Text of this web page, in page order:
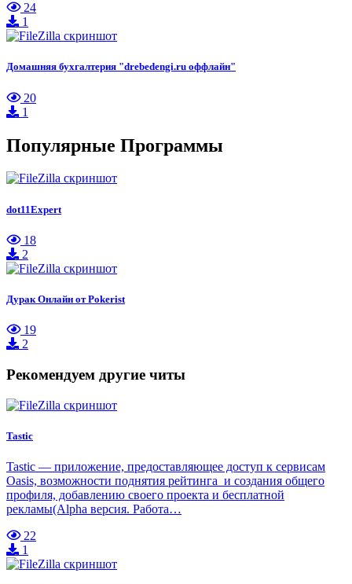
24
1
Домашняя бухгалтерия "drebedengi.ru оффлайн"
20
1
Популярные Программы
dot11Expert
18
2
Дурак Онлайн от Pokerist
19
2
Рекомендуем другие читы
Tastic
Tastic — приложение, предоставляющее доступ к сервисам
Oasis, возможности поднятия рейтинга и создания общего
профиля, добавлению своего проекта и бесплатной
рекламы(Alpha версия. Работа…
22
1